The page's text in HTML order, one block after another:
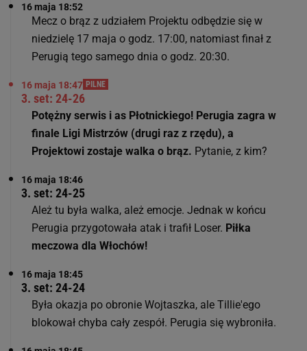
16 maja 18:52
Mecz o brąz z udziałem Projektu odbędzie się w
niedzielę 17 maja o godz. 17:00, natomiast finał z
Perugią tego samego dnia o godz. 20:30.
16 maja 18:47 PILNE
3. set: 24-26
Potężny serwis i as Płotnickiego! Perugia zagra w
finale Ligi Mistrzów (drugi raz z rzędu), a
Projektowi zostaje walka o brąz. Pytanie, z kim?
16 maja 18:46
3. set: 24-25
Ależ tu była walka, ależ emocje. Jednak w końcu
Perugia przygotowała atak i trafił Loser. Piłka
meczowa dla Włochów!
16 maja 18:45
3. set: 24-24
Była okazja po obronie Wojtaszka, ale Tillie'ego
blokował chyba cały zespół. Perugia się wybroniła.